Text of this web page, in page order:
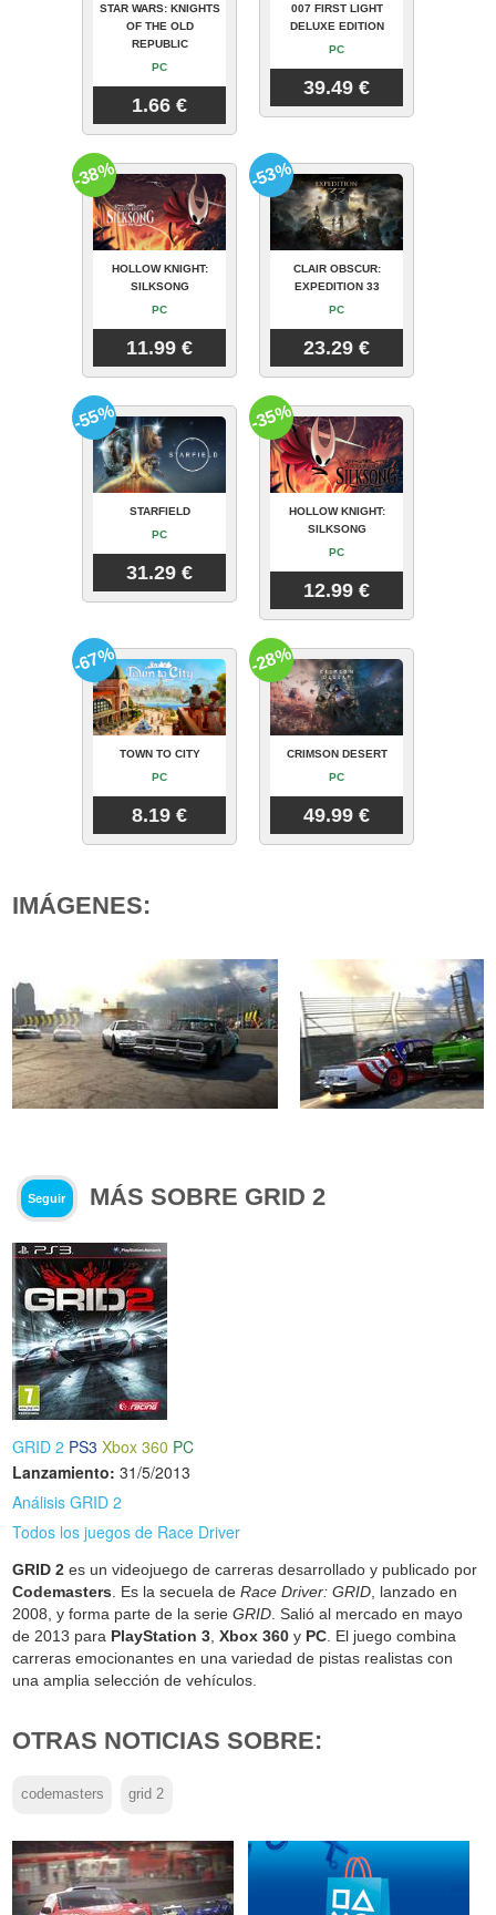
STAR WARS: KNIGHTS
OF THE OLD
REPUBLIC
PC
1.66 €
007 FIRST LIGHT
DELUXE EDITION
PC
39.49 €
HOLLOW KNIGHT:
SILKSONG
PC
11.99 €
-38%
CLAIR OBSCUR:
EXPEDITION 33
PC
23.29 €
-53%
STARFIELD
PC
31.29 €
-55%
HOLLOW KNIGHT:
SILKSONG
PC
12.99 €
-35%
TOWN TO CITY
PC
8.19 €
-67%
CRIMSON DESERT
PC
49.99 €
-28%
IMÁGENES:
Seguir MÁS SOBRE GRID 2
GRID 2 PS3 Xbox 360 PC
Lanzamiento: 31/5/2013
Análisis GRID 2
Todos los juegos de Race Driver
GRID 2 es un videojuego de carreras desarrollado y publicado por
Codemasters. Es la secuela deRace Driver: GRID, lanzado en
2008, y forma parte de la serieGRID. Salió al mercado en mayo
de 2013 para PlayStation 3,Xbox 360 y PC. El juego combina
carreras emocionantes en una variedad de pistas realistas con
una amplia selección de vehículos.
OTRAS NOTICIAS SOBRE:
codemasters grid 2